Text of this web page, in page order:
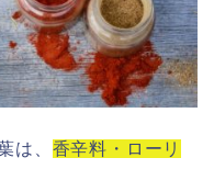
は、 香辛料・ローリ